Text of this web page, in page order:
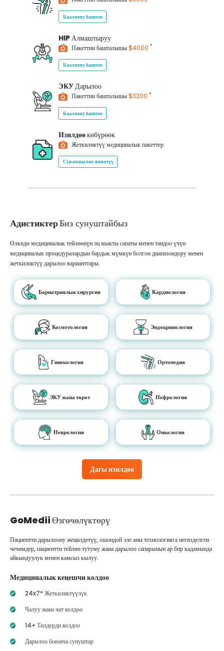
Баалоону баштоо
HIPАлмаштыруу
Пакеттин башталышы$4000 *
Баалоону баштоо
ЭКУДарылоо
Пакеттин башталышы$3200 *
Баалоону баштоо
Изилдөөкөбүрөөк
Жеткиликтүү медициналык пакеттер
Сурамжылоо жөнөтүү
АдистиктерБиз сунуштайбыз
Дагы изилдөө
Өлкөдө медициналык тейлөөнүн эң мыкты сапаты менен тандоо үчүн
медициналык процедуралардын бардык мүмкүн болгон диапазондору менен
жеткиликтүү дарылоо варианттары.
Бариатриялык хирургия Кардиология
Косметология Эндокринология
Гинекология Ортопедия
ЭКУ жана төрөт Нефрология
Неврология Онкология
GoMediiӨзгөчөлүктөрү
Пациентти дарылоону жеңилдетүү, ошондой эле аны технологияга негизделген
чечимдер, пациентти тейлөө тутуму жана дарылоо сапарынын ар бир кадамында
айкындуулук менен камсыз кылуу.
Медициналык кеңешчи колдоо
24x7* Жеткиликтүүлүк
Чалуу жана чат колдоо
14+ Тилдерди колдоо
Дарылоо боюнча сунуштар